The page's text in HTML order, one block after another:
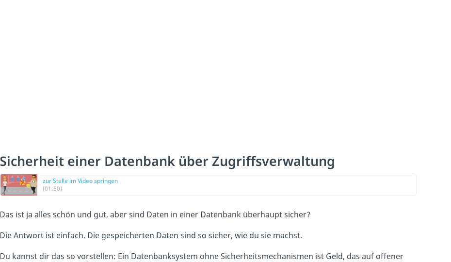
Sicherheit einer Datenbank über Zugriffsverwaltung
zur Stelle im Video springen
(01:50)
Das ist ja alles schön und gut, aber sind Daten in einer Datenbank überhaupt sicher?
Die Antwort ist einfach. Die gespeicherten Daten sind so sicher, wie du sie machst.
Du kannst dir das so vorstellen: Ein Datenbanksystem ohne Sicherheitsmechanismen ist Geld, das auf offener